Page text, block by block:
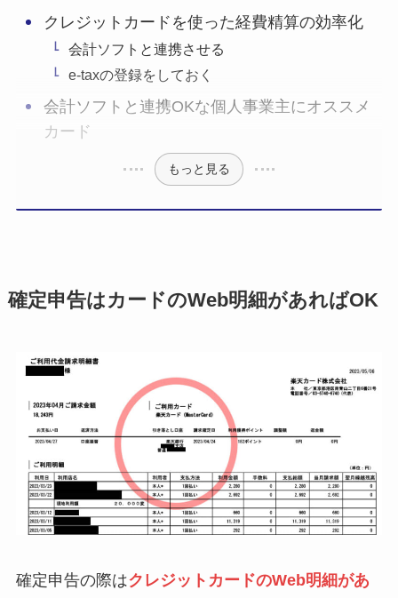
クレジットカードを使った経費精算の効率化
会計ソフトと連携させる
e-taxの登録をしておく
会計ソフトと連携OKな個人事業主にオススメ
カード
もっと見る
確定申告はカードのWeb明細があればOK
確定申告の際はクレジットカードのWeb明細があ